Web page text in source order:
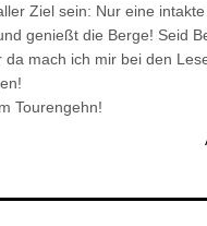
Ziel sein: Nur eine
genießt die Berge! Seid
da mach ich mir bei den
Tourengehn!